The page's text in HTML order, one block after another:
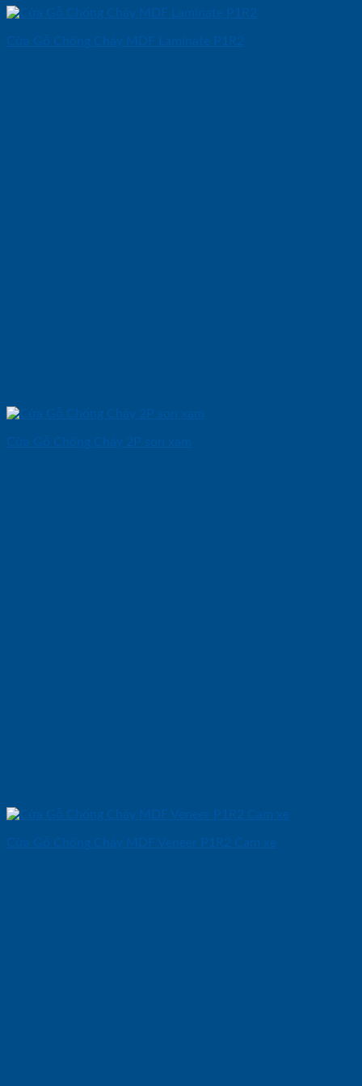
Cửa Gỗ Chống Cháy MDF Laminate P1R2
Cửa Gỗ Chống Cháy 2P son xam
Cửa Gỗ Chống Cháy MDF Veneer P1R2 Cam xe